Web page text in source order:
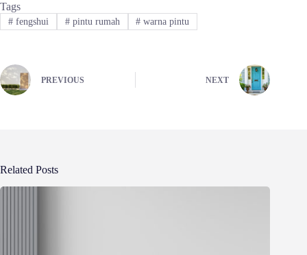
Tags
#fengshui #pintu rumah # warna pintu
PREVIOUS NEXT
Related Posts